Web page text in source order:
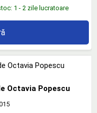
1 - 2 zile lucratoare
Octavia Popescu